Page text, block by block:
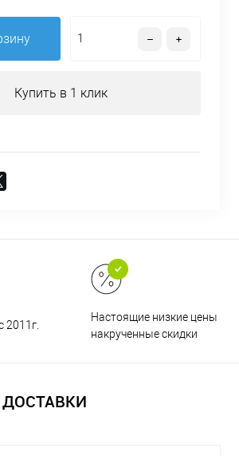
Купить в 1 клик
2011г.
Настоящие низкие цены и
накрученные скидки